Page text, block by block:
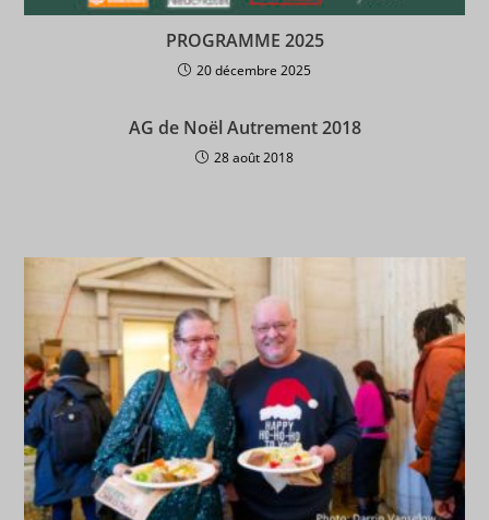
PROGRAMME 2025
20 décembre 2025
AG de Noël Autrement 2018
28 août 2018